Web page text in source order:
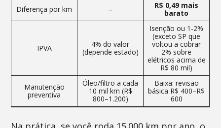
Diferença por km –
R$ 0,49 mais
barato
IPVA
4% do valor
(depende estado)
Isenção ou 1-2%
(exceto SP que
voltou a cobrar
2% sobre
elétricos acima de
R$ 80 mil)
Manutenção
preventiva
Óleo/filtro a cada
10 mil km (R$
800–1.200)
Baixa: revisão
básica R$ 400–R$
600